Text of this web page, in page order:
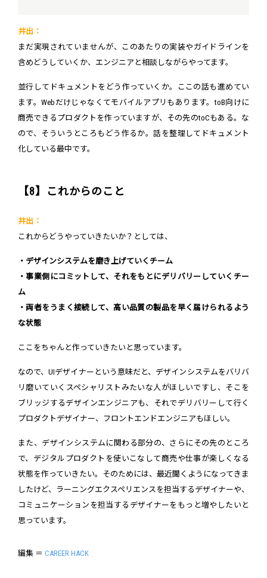
井出：
まだ実現されていませんが、このあたりの実装やガイドラインを
含めどうしていくか、エンジニアと相談しながらやってます。
並行してドキュメントをどう作っていくか。ここの話も進めてい
ます。Webだけじゃなくてモバイルアプリもあります。toB向けに
商売できるプロダクトを作っていますが、その先のtoCもある。な
ので、そういうところもどう作るか。話を整理してドキュメント
化している最中です。
【8】これからのこと
井出：
これからどうやっていきたいか？としては、
・デザインシステムを磨き上げていくチーム
・事業側にコミットして、それをもとにデリバリーしていくチー
ム
・両者をうまく接続して、高い品質の製品を早く届けられるよう
な状態
ここをちゃんと作っていきたいと思っています。
なので、UIデザイナーという意味だと、デザインシステムをバリバ
リ磨いていくスペシャリストみたいな人がほしいですし、そこを
ブリッジするデザインエンジニアも、それでデリバリーして行く
プロダクトデザイナー、フロントエンドエンジニアもほしい。
また、デザインシステムに関わる部分の、さらにその先のところ
で、デジタルプロダクトを使いこなして商売や仕事が楽しくなる
状態を作っていきたい。そのためには、最近聞くようになってきま
したけど、ラーニングエクスペリエンスを担当するデザイナーや、
コミュニケーションを担当するデザイナーをもっと増やしたいと
思っています。
編集 ＝ CAREER HACK